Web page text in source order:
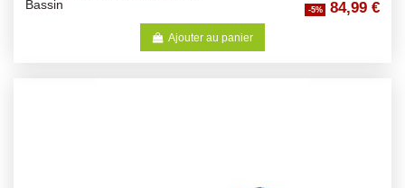
Bassin
-5% 84,99 €
Ajouter au panier